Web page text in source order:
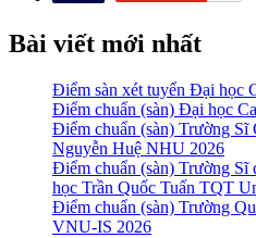
Bài viết mới nhất
Điểm sàn xét tuyển Đại học
Điểm chuẩn (sàn) Đại học
Điểm chuẩn (sàn) Trường
Nguyễn Huệ NHU 2026
Điểm chuẩn (sàn) Trường
học Trần Quốc Tuấn TQT
Điểm chuẩn (sàn) Trường
VNU-IS 2026